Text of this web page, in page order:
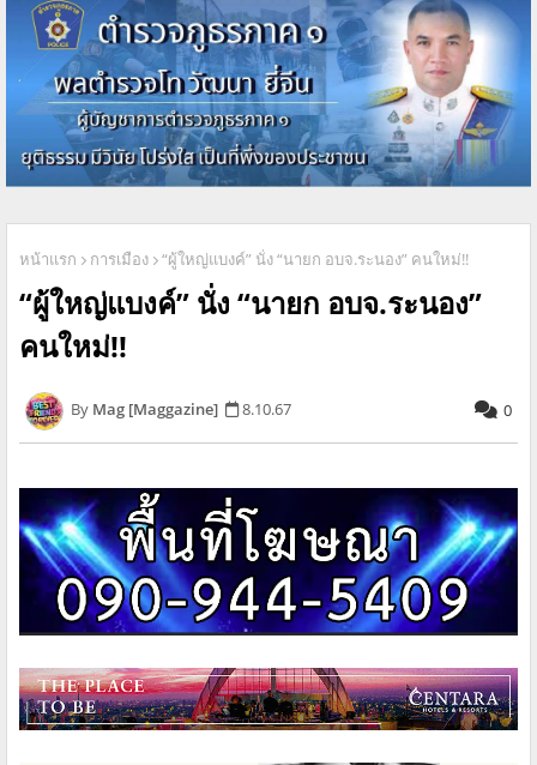
หน้าแรก การเมือง “ผู้ใหญ่แบงค์” นั่ง “นายก อบจ.ระนอง” คนใหม่!!
“ผู้ใหญ่แบงค์” นั่ง “นายก อบจ.ระนอง”
คนใหม่!!
Mag [Maggazine] 8.10.67 0